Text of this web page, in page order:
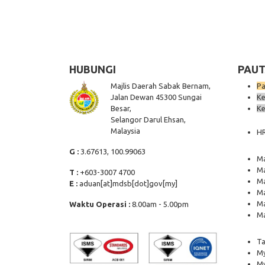
HUBUNGI
Majlis Daerah Sabak Bernam,
Jalan Dewan 45300 Sungai
Besar,
Selangor Darul Ehsan,
Malaysia
G : 3.67613, 100.99063
T : +603-3007 4700
E : aduan[at]mdsb[dot]gov[my]
Waktu Operasi : 8.00am - 5.00pm